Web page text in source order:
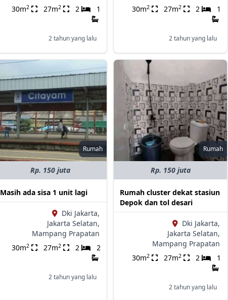
30m2 27m2 2 1
2 tahun yang lalu
30m2 27m2 2 1
2 tahun yang lalu
Rumah
Rp. 150 juta
Masih ada sisa 1 unit lagi
Dki Jakarta,
Jakarta Selatan,
Mampang Prapatan
30m2 27m2 2 2
2 tahun yang lalu
Rumah
Rp. 150 juta
Rumah cluster dekat stasiun
Depok dan tol desari
Dki Jakarta,
Jakarta Selatan,
Mampang Prapatan
30m2 27m2 2 1
2 tahun yang lalu